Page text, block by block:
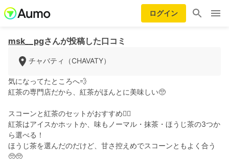
ログイン
msk__pgさんが投稿した口コミ
チャバティ（CHAVATY）
気になってたところへ💨
紅茶の専門店だから、紅茶がほんとに美味しい🥺
スコーンと紅茶のセットがおすすめ☝🏾
紅茶はアイスかホットか、味もノーマル・抹茶・ほうじ茶の3つか
ら選べる！
ほうじ茶を選んだのだけど、甘さ控えめでスコーンともよく合う
🥺🥺